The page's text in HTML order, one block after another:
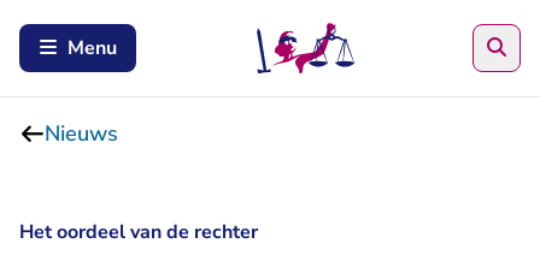
Menu
Nieuws
Het oordeel van de rechter